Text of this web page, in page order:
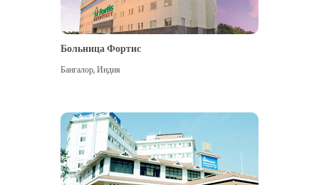
Больница Фортис
Бангалор,Индия